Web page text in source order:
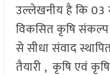
उल्लेखनीय है कि
विकसित कृषि संकल्प
से सीधा संवाद
तैयारी , कृषि एवं